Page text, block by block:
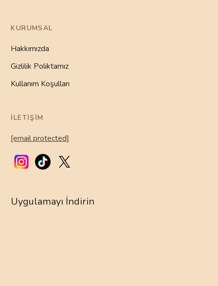
KURUMSAL
Hakkımızda
Gizlilik Poliktamız
Kullanım Koşulları
İLETIŞIM
[email protected]
Uygulamayı İndirin